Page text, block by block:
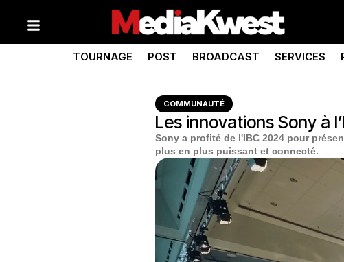
TOURNAGE POST BROADCAST SERVICES
COMMUNAUTÉ
Les innovations Sony à
Sony a profité de l'IBC 2024 pour
plus en plus puissant et connecté.